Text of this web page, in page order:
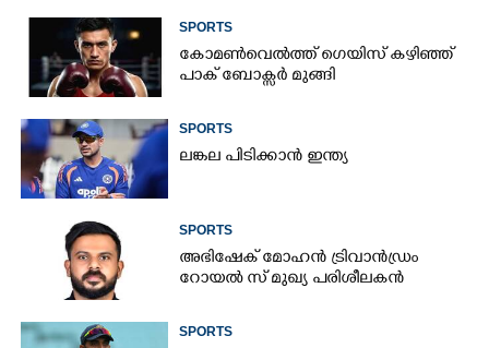
SPORTS
കോമൺവെൽത്ത് ഗെയിസ് കഴിഞ്ഞ്
പാക് ബോക്സർ മുങ്ങി
SPORTS
ലങ്കല പിടിക്കാൻ ഇന്ത്യ
SPORTS
അഭിഷേക് മോഹൻ ട്രിവാൻഡ്രം
റോയൽ സ് മുഖ്യ പരിശീലകൻ
SPORTS